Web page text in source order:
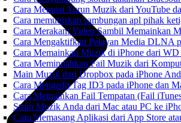
Cara Memuat Turun Muzik dari YouTube
Cara memutuskan sambungan apl pihak
Cara Merakam Video Sambil Memainkan
Cara Mengaktifkan Pelayan Media DLNA
Cara Memainkan Muzik di iPhone dari
Cara Memindahkan Fail Muzik dari
Main Muzik dari Dropbox pada iPhone
Cara Mengedit Tag ID3 pada iPhone dan
Cara Memainkan Fail Tempatan (Fail
Strim Muzik Anda dari Mac atau PC ke
Cara Memasang Aplikasi dari App Store